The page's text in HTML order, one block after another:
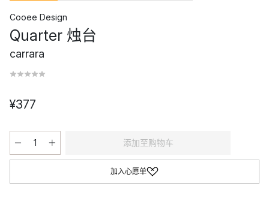
Cooee Design
Quarter 烛台
carrara
¥377
添加至购物车
加入心愿单